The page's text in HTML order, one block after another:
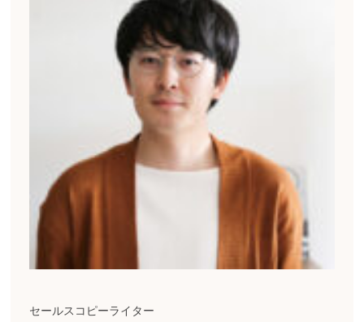
セールスコピーライター